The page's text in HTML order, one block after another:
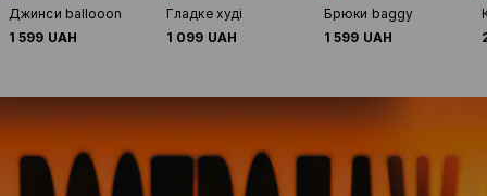
Джинси ballooon
1 599 UAH
Гладке худі
1 099 UAH
Брюки baggy
1 599 UAH